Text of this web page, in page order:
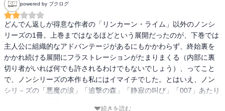
powered by ブクログ
どんでん返しが得意な作者の「リンカーン・ライム」以外のノンシ
リーズの1冊。上巻まではなるほどという展開だったのが、下巻では
主人公に組織的なアドバンテージがあるにもかかわらず、終始裏を
かかれ続ける展開にフラストレーションがたまりまくる（内部に裏
切り者がいれば何でも許されるわけでもないでしょう）、ってこと
で、ノンシリーズの本作も私にはイマイチでした。とはいえ、ノン
シリ－ズの「悪魔の涙」「追撃の森」「静寂の叫び」「007」あたり
続きを読む